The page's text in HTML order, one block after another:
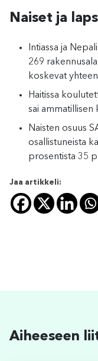
Naiset ja
Intiassa ja
269
koskevat
Haitissa
sai ammatillisen
Naisten osuus
osallistuneista
prosentista 35
Jaa artikkeli:
Aiheeseen